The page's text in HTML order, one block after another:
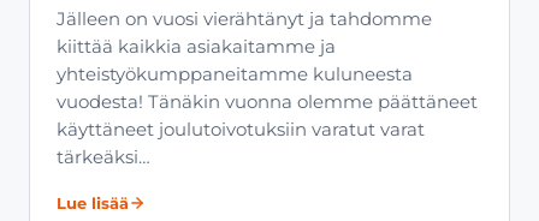
Jälleen on vuosi vierähtänyt ja tahdomme
kiittää kaikkia asiakaitamme ja
yhteistyökumppaneitamme kuluneesta
vuodesta! Tänäkin vuonna olemme päättäneet
käyttäneet joulutoivotuksiin varatut varat
tärkeäksi…
Lue lisää